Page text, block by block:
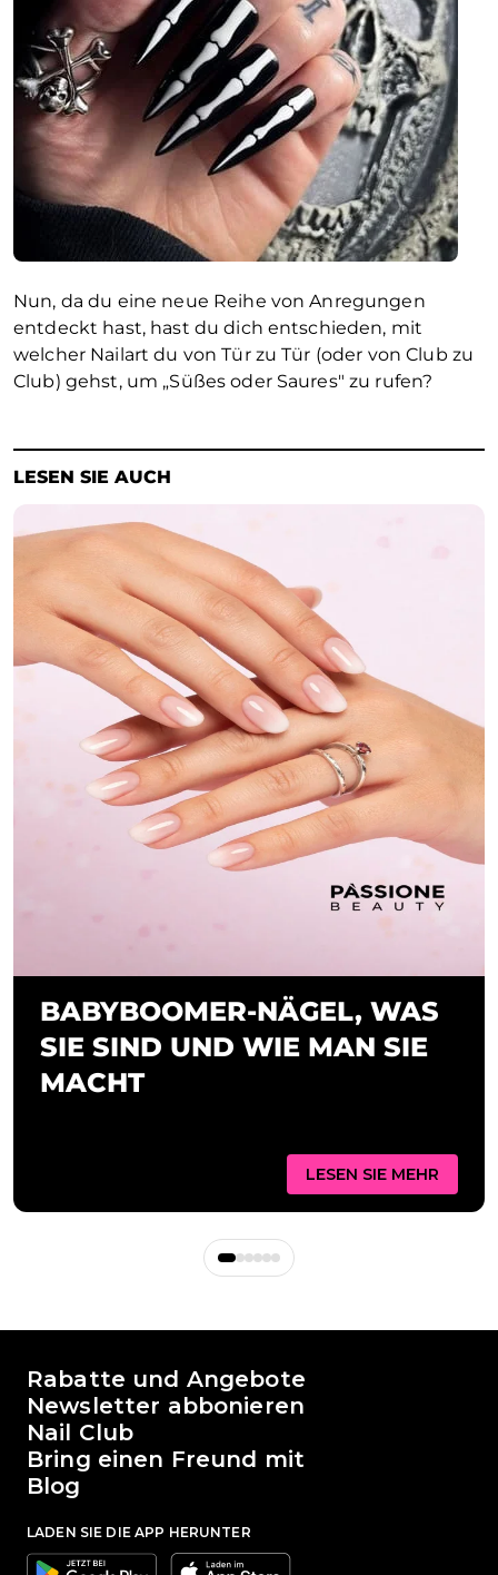
Nun, da du eine neue Reihe von Anregungen
entdeckt hast, hast du dich entschieden, mit
welcher Nailart du von Tür zu Tür (oder von Club zu
Club) gehst, um „Süßes oder Saures" zu rufen?
LESEN SIE AUCH
BABYBOOMER-NÄGEL, WAS
SIE SIND UND WIE MAN SIE
MACHT
LESEN SIE MEHR
Die Welt von Passione Beauty
Rabatte und Angebote
Newsletter abbonieren
Nail Club
Bring einen Freund mit
Blog
LADEN SIE DIE APP HERUNTER
Google Apple